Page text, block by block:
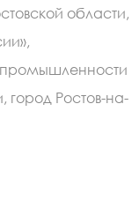
области,
город Ростов-на-